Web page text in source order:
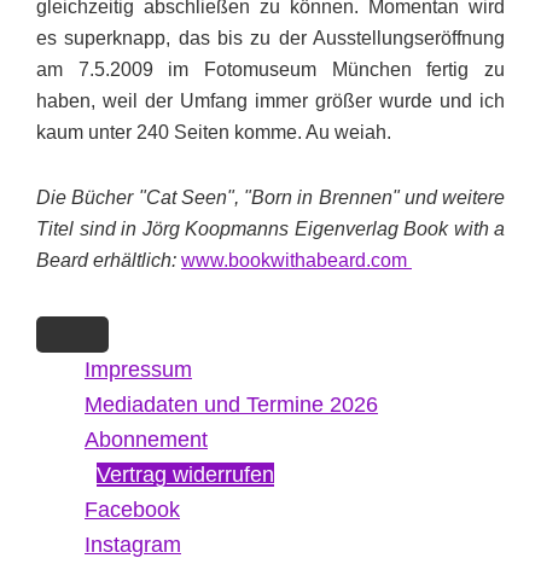
gleichzeitig abschließen zu können. Momentan wird
es superknapp, das bis zu der Ausstellungseröffnung
am 7.5.2009 im Fotomuseum München fertig zu
haben, weil der Umfang immer größer wurde und ich
kaum unter 240 Seiten komme. Au weiah.
Die Bücher "Cat Seen", "Born in Brennen" und weitere
Titel sind in Jörg Koopmanns Eigenverlag Book with a
Beard erhältlich: www.bookwithabeard.com
Impressum
Mediadaten und Termine 2026
Abonnement
Vertrag widerrufen
Facebook
Instagram